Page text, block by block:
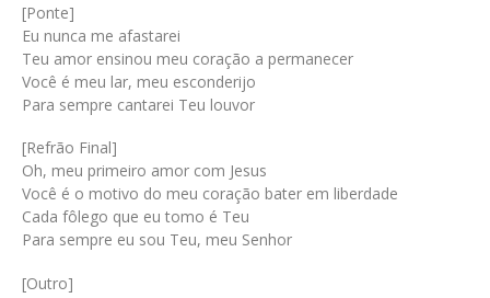
[Ponte]
Eu nunca me afastarei
Teu amor ensinou meu coração a permanecer
Você é meu lar, meu esconderijo
Para sempre cantarei Teu louvor
[Refrão Final]
Oh, meu primeiro amor com Jesus
Você é o motivo do meu coração bater em liberdade
Cada fôlego que eu tomo é Teu
Para sempre eu sou Teu, meu Senhor
[Outro]